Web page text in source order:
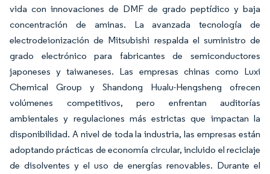
vida con innovaciones de DMF de grado peptídico y baja
concentración de aminas. La avanzada tecnología de
electrodeionización de Mitsubishi respalda el suministro de
grado electrónico para fabricantes de semiconductores
japoneses y taiwaneses. Las empresas chinas como Luxi
Chemical Group y Shandong Hualu-Hengsheng ofrecen
volúmenes competitivos, pero enfrentan auditorías
ambientales y regulaciones más estrictas que impactan la
disponibilidad. A nivel de toda la industria, las empresas están
adoptando prácticas de economía circular, incluido el reciclaje
de disolventes y el uso de energías renovables. Durante el